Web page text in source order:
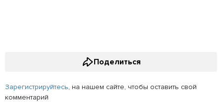
Поделиться
Зарегистрируйтесь, на нашем сайте, чтобы оставить свой
комментарий